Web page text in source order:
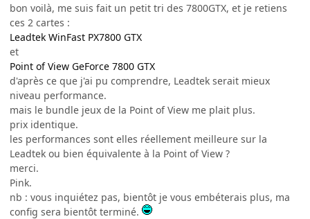
bon voilà, me suis fait un petit tri des 7800GTX, et je retiens
ces 2 cartes :
Leadtek WinFast PX7800 GTX
et
Point of View GeForce 7800 GTX
d'après ce que j'ai pu comprendre, Leadtek serait mieux
niveau performance.
mais le bundle jeux de la Point of View me plait plus.
prix identique.
les performances sont elles réellement meilleure sur la
Leadtek ou bien équivalente à la Point of View ?
merci.
Pink.
nb : vous inquiétez pas, bientôt je vous embéterais plus, ma
config sera bientôt terminé.